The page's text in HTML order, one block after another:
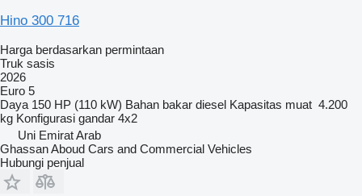
Hino 300 716
Harga berdasarkan permintaan
Truk sasis
2026
Euro 5
Daya 150 HP (110 kW) Bahan bakar diesel Kapasitas muat 4.200
kg Konfigurasi gandar 4x2
Uni Emirat Arab
Ghassan Aboud Cars and Commercial Vehicles
Hubungi penjual